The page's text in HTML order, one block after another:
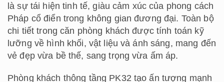
là sự tái hiện tinh tế, giàu cảm xúc của phong cách
Pháp cổ điển trong không gian đương đại. Toàn bộ
chi tiết trong căn phòng khách được tính toán kỹ
lưỡng về hình khối, vật liệu và ánh sáng, mang đến
vẻ đẹp vừa bề thế, sang trọng vừa ấm áp.
Phòng khách thông tầng PK32 tạo ấn tượng mạnh